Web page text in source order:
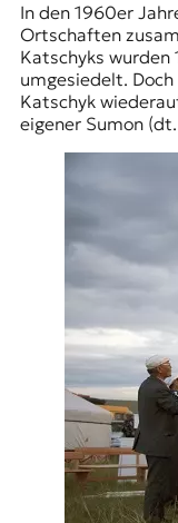
In den 1960er
Ortschaften
Katschyks
umgesiedelt.
Katschyk
eigener Sumon